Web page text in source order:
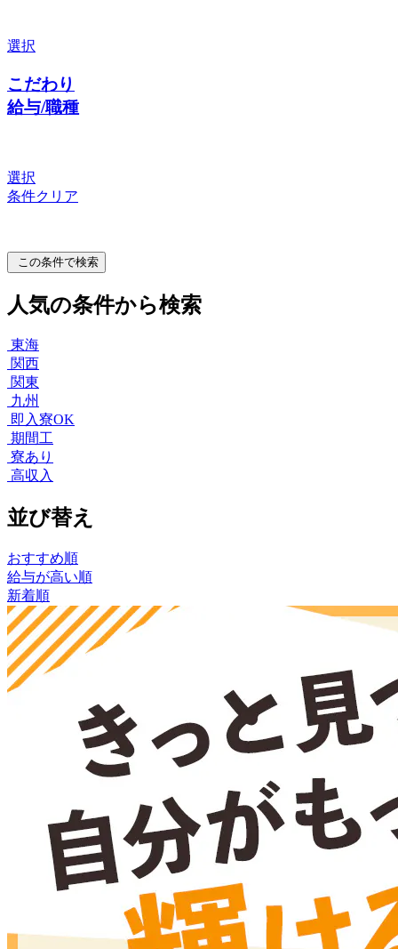
選択
こだわり
給与/職種
選択
条件クリア
この条件で検索
人気の条件から検索
東海
関西
関東
九州
即入寮OK
期間工
寮あり
高収入
並び替え
おすすめ順
給与が高い順
新着順